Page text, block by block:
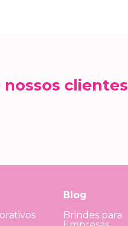
clientes
Blog
Brindes para